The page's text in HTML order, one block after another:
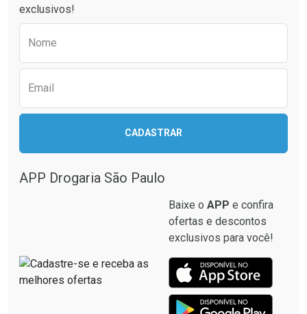
exclusivos!
Nome
Email
CADASTRAR
APP Drogaria São Paulo
Baixe o APP e confira
ofertas e descontos
exclusivos para você!